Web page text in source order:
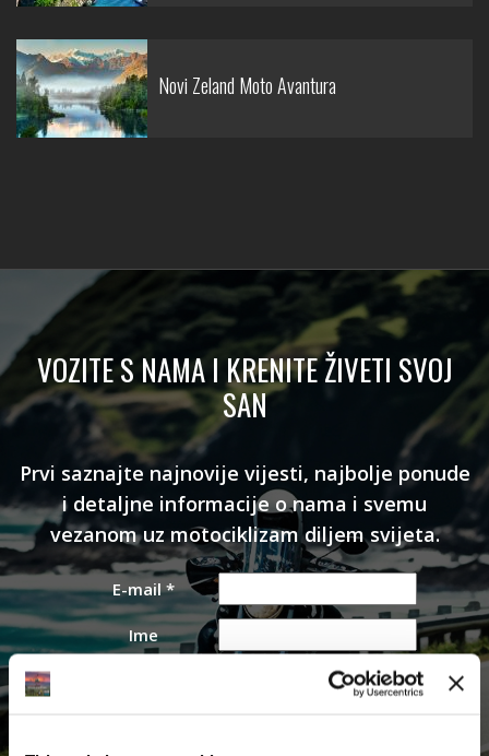
Novi Zeland Moto Avantura
VOZITE S NAMA I KRENITE ŽIVETI SVOJ
SAN
Prvi saznajte najnovije vijesti, najbolje ponude
i detaljne informacije o nama i svemu
vezanom uz motociklizam diljem svijeta.
E-mail*
Ime